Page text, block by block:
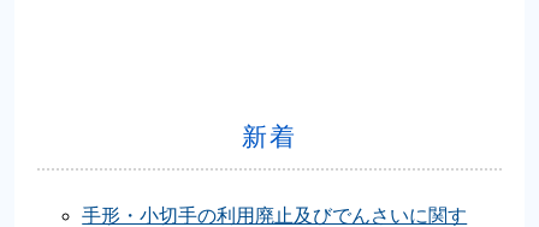
新着
手形・小切手の利用廃止及びでんさいに関す